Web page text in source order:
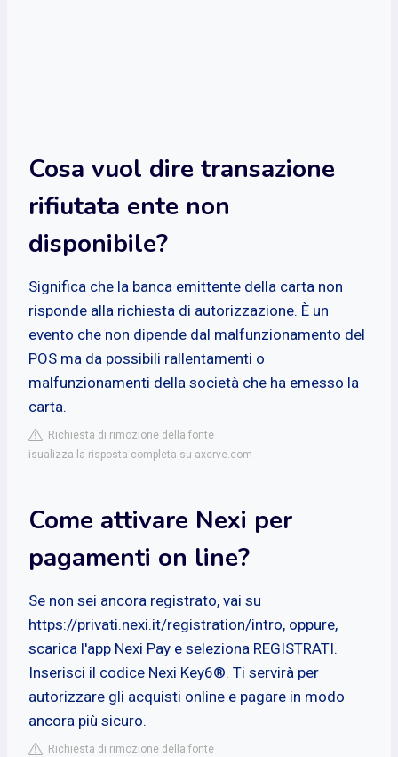
Cosa vuol dire transazione
rifiutata ente non
disponibile?
Significa che la banca emittente della carta non
risponde alla richiesta di autorizzazione. È un
evento che non dipende dal malfunzionamento del
POS ma da possibili rallentamenti o
malfunzionamenti della società che ha emesso la
carta.
Richiesta di rimozione della fonte
isualizza la risposta completa su axerve.com
Come attivare Nexi per
pagamenti on line?
Se non sei ancora registrato, vai su
https://privati.nexi.it/registration/intro, oppure,
scarica l'app Nexi Pay e seleziona REGISTRATI.
Inserisci il codice Nexi Key6®. Ti servirà per
autorizzare gli acquisti online e pagare in modo
ancora più sicuro.
Richiesta di rimozione della fonte